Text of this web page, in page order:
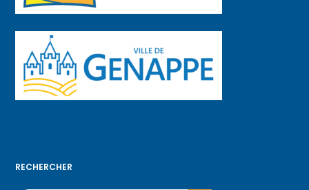
RECHERCHER